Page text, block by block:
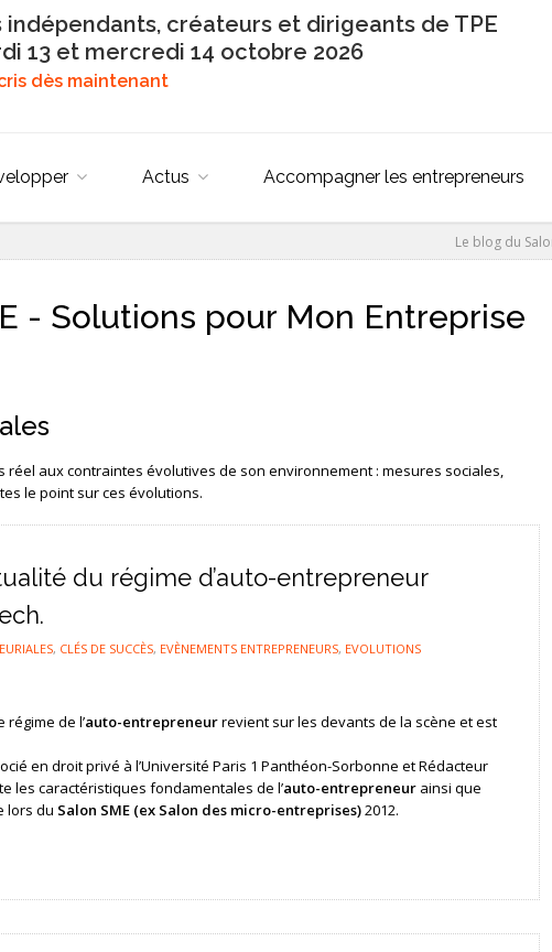
indépendants, créateurs et dirigeants de TPE
13 et mercredi 14 octobre 2026
dès maintenant
Actus Accompagner les entrepreneurs
Le blog du
- Solutions pour Mon Entreprise
réel aux contraintes évolutives de son environnement : mesures sociales,
le point sur ces évolutions.
du régime d’auto-entrepreneur
, CLÉS DE SUCCÈS, EVÈNEMENTS ENTREPRENEURS, EVOLUTIONS
de l’auto-entrepreneurrevient sur les devants de la scène et est
en droit privé à l’Université Paris 1 Panthéon-Sorbonne et Rédacteur
les caractéristiques fondamentales de l’auto-entrepreneurainsi que
lors du Salon SME (ex Salon des micro-entreprises)2012.